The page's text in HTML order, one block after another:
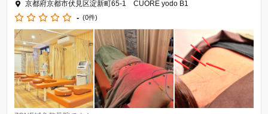
京都府京都市伏見区淀新町65-1 CUORE yodo B1
- (0件)